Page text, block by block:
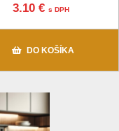
3.10 € s DPH
DO KOŠÍKA